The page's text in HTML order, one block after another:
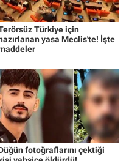
Türkiye için
yasa Meclis'te! İşte
fotoğraflarını çektiği